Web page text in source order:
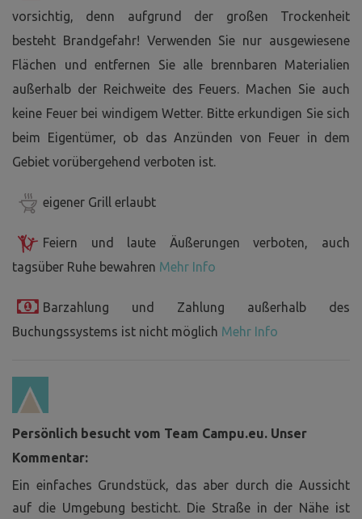
vorsichtig, denn aufgrund der großen Trockenheit
besteht Brandgefahr! Verwenden Sie nur ausgewiesene
Flächen und entfernen Sie alle brennbaren Materialien
außerhalb der Reichweite des Feuers. Machen Sie auch
keine Feuer bei windigem Wetter. Bitte erkundigen Sie sich
beim Eigentümer, ob das Anzünden von Feuer in dem
Gebiet vorübergehend verboten ist.
eigener Grill erlaubt
Feiern und laute Äußerungen verboten, auch
tagsüber Ruhe bewahren Mehr Info
Barzahlung und Zahlung außerhalb des
Buchungssystems ist nicht möglich Mehr Info
Persönlich besucht vom Team Campu.eu. Unser
Kommentar:
Ein einfaches Grundstück, das aber durch die Aussicht
auf die Umgebung besticht. Die Straße in der Nähe ist